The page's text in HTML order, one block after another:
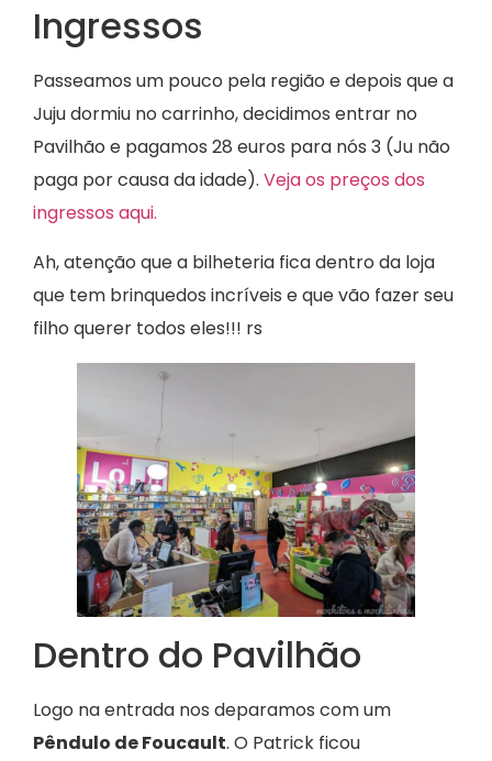
Ingressos
Passeamos um pouco pela região e depois que a
Juju dormiu no carrinho, decidimos entrar no
Pavilhão e pagamos 28 euros para nós 3 (Ju não
paga por causa da idade). Veja os preços dos
ingressos aqui.
Ah, atenção que a bilheteria fica dentro da loja
que tem brinquedos incríveis e que vão fazer seu
filho querer todos eles!!! rs
Dentro do Pavilhão
Logo na entrada nos deparamos com um
Pêndulo de Foucault. O Patrick ficou